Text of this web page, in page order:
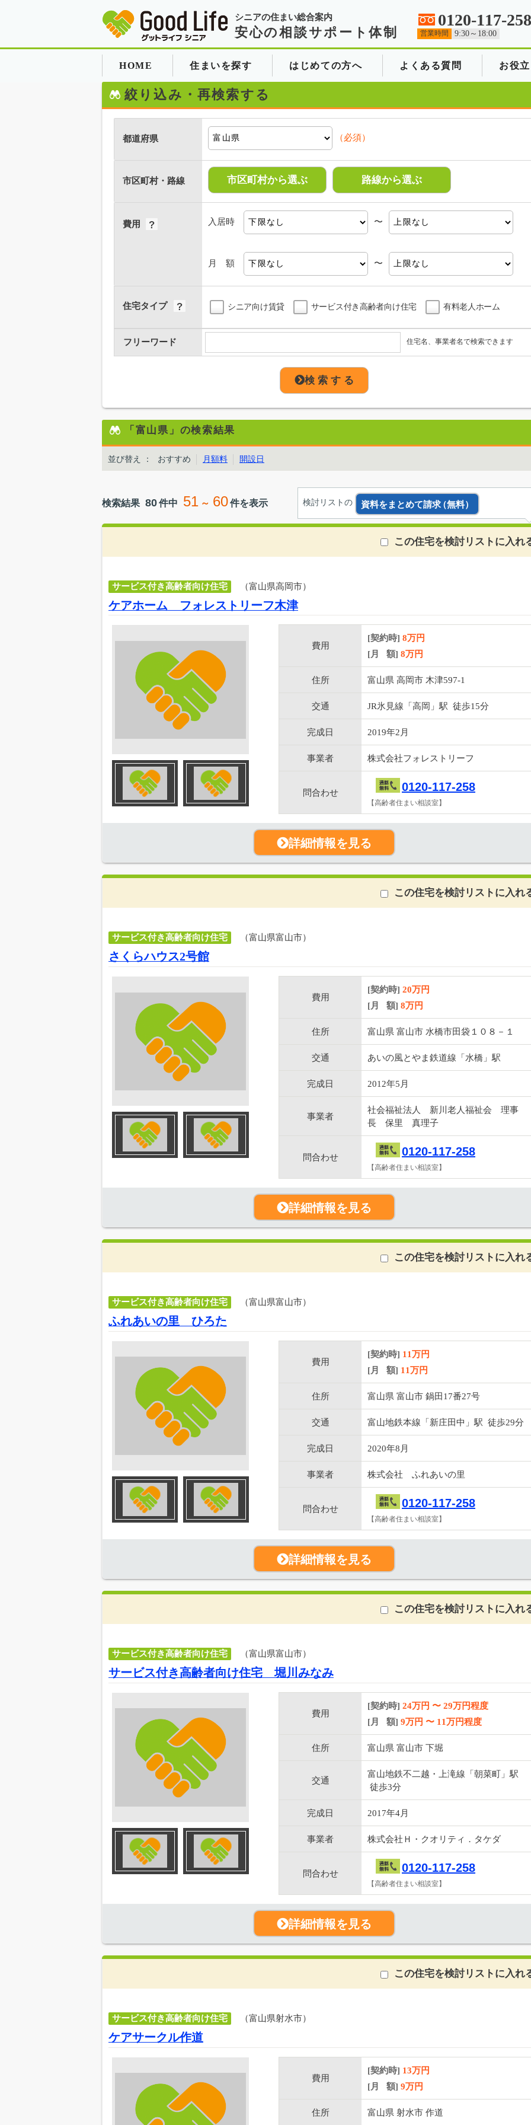
シニアの住まい総合案内
安心の相談サポート体制
0120-117-258
営業時間 9:30～18:00
HOME 住まいを探す はじめての方へ よくある質問 お役
絞り込み・再検索する
都道府県 （必須）
市区町村・路線 市区町村から選ぶ 路線から選ぶ
費用 入居時 〜
月 額 〜
住宅タイプ シニア向け賃貸 サービス付き高齢者向け住宅 有料老人ホーム
フリーワード 住宅名、事業者名で検索できます
検 索 す る
「富山県」の検索結果
並び替え ： おすすめ 月額料 開設日
検索結果 80件中 51 ～ 60件を表示 検討リストの 資料をまとめて請求（無料）
この住宅を検討リストに入れ
サービス付き高齢者向け住宅 （富山県高岡市）
ケアホーム フォレストリーフ木津
費用
[契約時] 8万円
[月 額] 8万円
住所 富山県 高岡市 木津597-1
交通 JR氷見線「高岡」駅 徒歩15分
完成日 2019年2月
事業者 株式会社フォレストリーフ
問合わせ 0120-117-258
【高齢者住まい相談室】
詳細情報を見る
この住宅を検討リストに入れ
サービス付き高齢者向け住宅 （富山県富山市）
さくらハウス2号館
費用
[契約時] 20万円
[月 額] 8万円
住所 富山県 富山市 水橋市田袋１０８－１
交通 あいの風とやま鉄道線「水橋」駅
完成日 2012年5月
事業者
社会福祉法人 新川老人福祉会 理事
長 保里 真理子
問合わせ 0120-117-258
【高齢者住まい相談室】
詳細情報を見る
この住宅を検討リストに入れ
サービス付き高齢者向け住宅 （富山県富山市）
ふれあいの里 ひろた
費用
[契約時] 11万円
[月 額] 11万円
住所 富山県 富山市 鍋田17番27号
交通 富山地鉄本線「新庄田中」駅 徒歩29分
完成日 2020年8月
事業者 株式会社 ふれあいの里
問合わせ 0120-117-258
【高齢者住まい相談室】
詳細情報を見る
この住宅を検討リストに入れ
サービス付き高齢者向け住宅 （富山県富山市）
サービス付き高齢者向け住宅 堀川みなみ
費用
[契約時] 24万円 〜 29万円程度
[月 額] 9万円 〜 11万円程度
住所 富山県 富山市 下堀
交通
富山地鉄不二越・上滝線「朝菜町」駅
徒歩3分
完成日 2017年4月
事業者 株式会社Ｈ・クオリティ．タケダ
問合わせ 0120-117-258
【高齢者住まい相談室】
詳細情報を見る
この住宅を検討リストに入れ
サービス付き高齢者向け住宅 （富山県射水市）
ケアサークル作道
費用
[契約時] 13万円
[月 額] 9万円
住所 富山県 射水市 作道